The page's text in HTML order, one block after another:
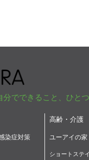
分でできること、ひと
染症対策
高齢・介護
ユーアイの家
ショートステ